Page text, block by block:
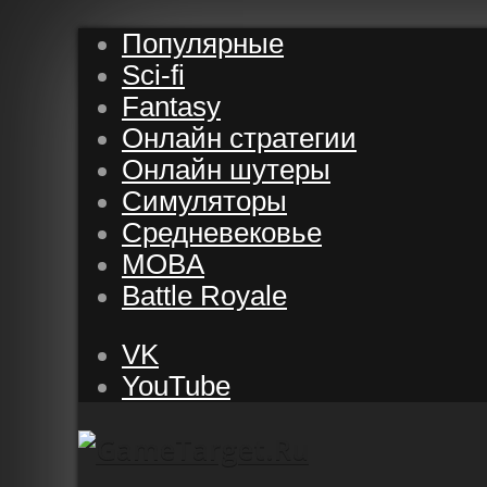
Популярные
Sci-fi
Fantasy
Онлайн стратегии
Онлайн шутеры
Симуляторы
Средневековье
MOBA
Battle Royale
VK
YouTube